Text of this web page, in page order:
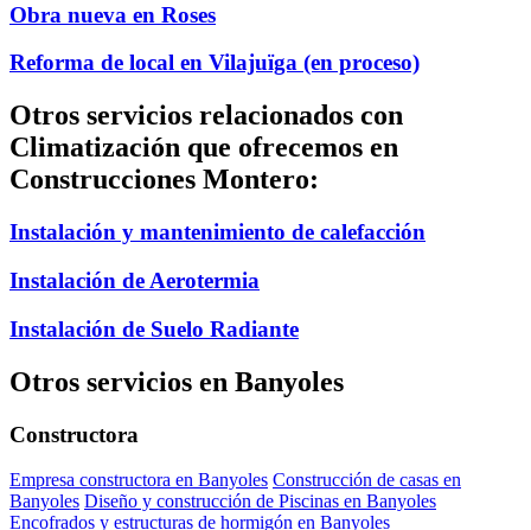
Obra nueva en Roses
Reforma de local en Vilajuïga (en proceso)
Otros servicios relacionados con
Climatización que ofrecemos en
Construcciones Montero:
Instalación y mantenimiento de calefacción
Instalación de Aerotermia
Instalación de Suelo Radiante
Otros servicios en Banyoles
Constructora
Empresa constructora en Banyoles Construcción de casas en
Banyoles Diseño y construcción de Piscinas en Banyoles
Encofrados y estructuras de hormigón en Banyoles